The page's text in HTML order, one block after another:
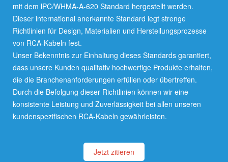
mit dem lPC/WHMA-A-620 Standard hergestellt werden.
Dieser international anerkannte Standard legt strenge
Richtlinien für Design, Materialien und Herstellungsprozesse
von RCA-Kabeln fest.
Unser Bekenntnis zur Einhaltung dieses Standards garantiert,
dass unsere Kunden qualitativ hochwertige Produkte erhalten,
die die Branchenanforderungen erfüllen oder übertreffen.
Durch die Befolgung dieser Richtlinien können wir eine
konsistente Leistung und Zuverlässigkeit bei allen unseren
kundenspezifischen RCA-Kabeln gewährleisten.
Jetzt zitieren